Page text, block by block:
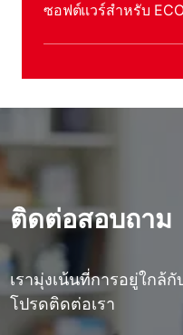
ซอฟต์แวร์สําหรับ
ติดต่อสอบถาม
เรามุ่งเน้นที่การอยู่ใกล้
โปรดติดต่อเรา